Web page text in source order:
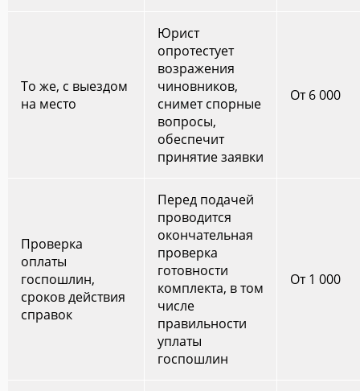
То же, с выездом
на место
Юрист
опротестует
возражения
чиновников,
снимет спорные
вопросы,
обеспечит
принятие заявки
От 6 000
Проверка
оплаты
госпошлин,
сроков действия
справок
Перед подачей
проводится
окончательная
проверка
готовности
комплекта, в том
числе
правильности
уплаты
госпошлин
От 1 000